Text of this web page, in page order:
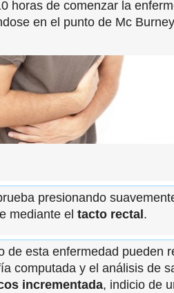
horas de comenzar la
en el punto de Mc
presionando
mediante el tacto rectal .
de esta enfermedad pueden
computada y el análisis de
incrementada, indicio de